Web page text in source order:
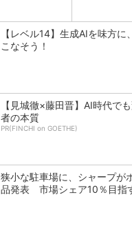
【レベル14】生成AIを味方
こなそう！
【見城徹×藤田晋】AI時代で
者の本質
PR(FINCHI on GOETHE)
狭小な駐車場に、シャープが
品発表 市場シェア10％目指